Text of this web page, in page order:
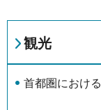
観光
首都圏におけ